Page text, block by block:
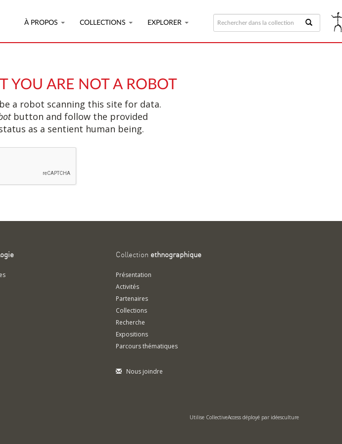
À PROPOS COLLECTIONS EXPLORER
YOU ARE NOT A ROBOT
a robot scanning this site for data.
button and follow the provided
as a sentient human being.
Collection ethnographique
Présentation
Activités
Partenaires
Collections
Recherche
Expositions
Parcours thématiques
Nous joindre
Utilise CollectiveAccess déployé par idéesculture